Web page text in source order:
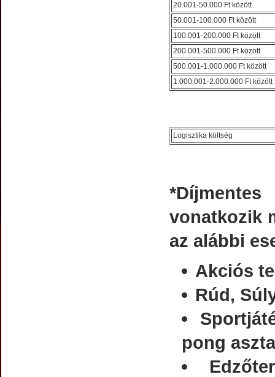
20.001-50.000 Ft között
50.001-100.000 Ft között
100.001-200.000 Ft között
200.001-500.000 Ft között
500.001-1.000.000 Ft között
1.000.001-2.000.000 Ft között
Logisztika költség
vonatkozik
az alábbi
Akciós
Rúd,
pong